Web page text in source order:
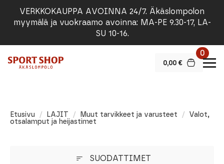
VERKKOKAUPPA AVOINNA 24/7. Äkäslompolon
myymälä ja vuokraamo avoinna: MA-PE 9.30-17, LA-
SU 10-16.
0,00 €
0
Etusivu LAJIT Muut tarvikkeet ja varusteet
Valot,
otsalamput ja heijastimet
SUODATTIMET